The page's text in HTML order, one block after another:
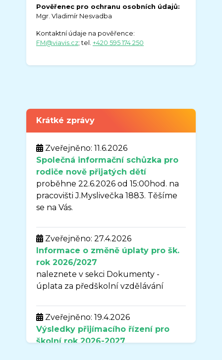
Pověřenec pro ochranu osobních údajů:
Mgr. Vladimír Nesvadba
Kontaktní údaje na pověřence:
FM@viavis.cz; tel.+420 595 174 250
Krátké zprávy
Zveřejněno: 11.6.2026
Společná informační schůzka pro
rodiče nově přijatých dětí
proběhne 22.6.2026 od 15:00hod. na
pracovišti J.Myslivečka 1883. Těšíme
se na Vás.
Zveřejněno: 27.4.2026
Informace o změně úplaty pro šk.
rok 2026/2027
naleznete v sekci Dokumenty -
úplata za předškolní vzdělávání
Zveřejněno: 19.4.2026
Výsledky přijímacího řízení pro
školní rok2026-2027